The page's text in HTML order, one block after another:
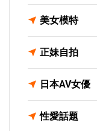
美女模特
正妹自拍
日本AV女優
性愛話題